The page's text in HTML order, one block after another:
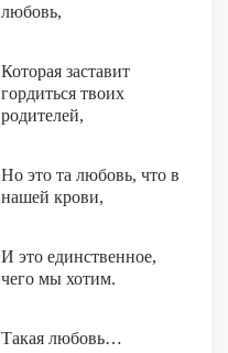
любовь,
Которая заставит
гордиться твоих
родителей,
Но это та любовь, что в
нашей крови,
И это единственное,
чего мы хотим.
Такая любовь…